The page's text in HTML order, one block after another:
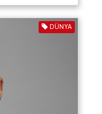
DÜNYA